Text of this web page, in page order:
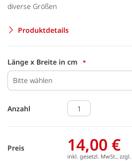
diverse Größen
Produktdetails
Länge x Breite in cm
Bitte wählen
Anzahl
Preis 14,00 €
inkl. gesetzl. MwSt., zzgl.